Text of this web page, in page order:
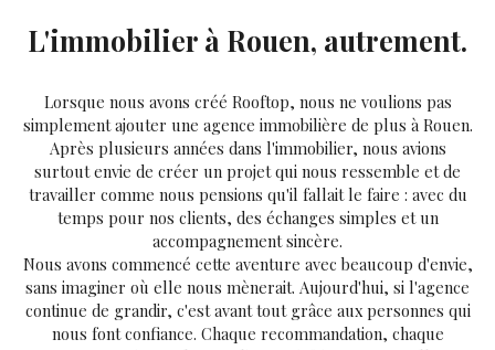
L'immobilier à Rouen, autrement.
Lorsque nous avons créé Rooftop, nous ne voulions pas
simplement ajouter une agence immobilière de plus à Rouen.
Après plusieurs années dans l'immobilier, nous avions
surtout envie de créer un projet qui nous ressemble et de
travailler comme nous pensions qu'il fallait le faire : avec du
temps pour nos clients, des échanges simples et un
accompagnement sincère.
Nous avons commencé cette aventure avec beaucoup d'envie,
sans imaginer où elle nous mènerait. Aujourd'hui, si l'agence
continue de grandir, c'est avant tout grâce aux personnes qui
nous font confiance. Chaque recommandation, chaque